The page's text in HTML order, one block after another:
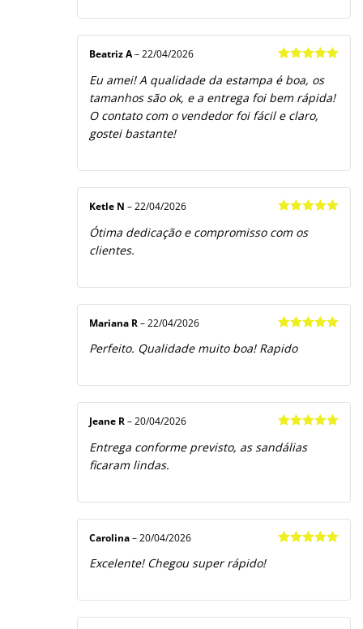
de 5
Beatriz A– 22/04/2026
Eu amei! A qualidade da estampa é boa, os
tamanhos são ok, e a entrega foi bem rápida!
O contato com o vendedor foi fácil e claro,
gostei bastante!
de 5
Ketle N – 22/04/2026
Ótima dedicação e compromisso com os
clientes.
de 5
Mariana R – 22/04/2026
Perfeito. Qualidade muito boa! Rapido
de 5
Jeane R – 20/04/2026
Entrega conforme previsto, as sandálias
ficaram lindas.
Carolina – 20/04/2026
Excelente! Chegou super rápido!